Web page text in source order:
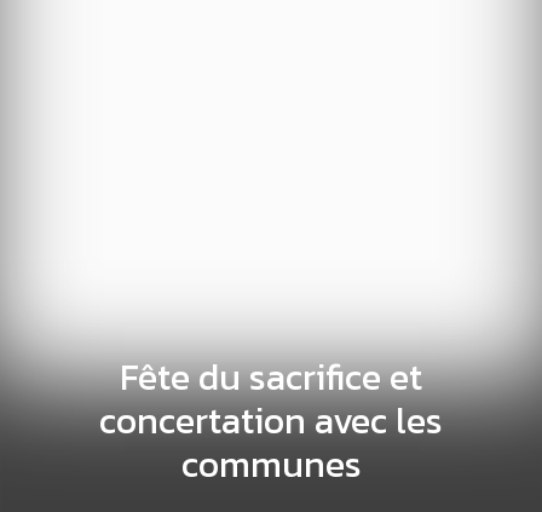
Fête du sacrifice et
concertation avec les
communes